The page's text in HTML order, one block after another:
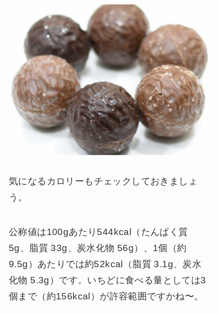
気になるカロリーもチェックしておきましょ
う。
公称値は100gあたり544kcal（たんぱく質
5g、脂質 33g、炭水化物 56g）、1個（約
9.5g）あたりでは約52kcal（脂質 3.1g、炭水
化物 5.3g）です。いちどに食べる量としては3
個まで（約156kcal）が許容範囲ですかね〜。